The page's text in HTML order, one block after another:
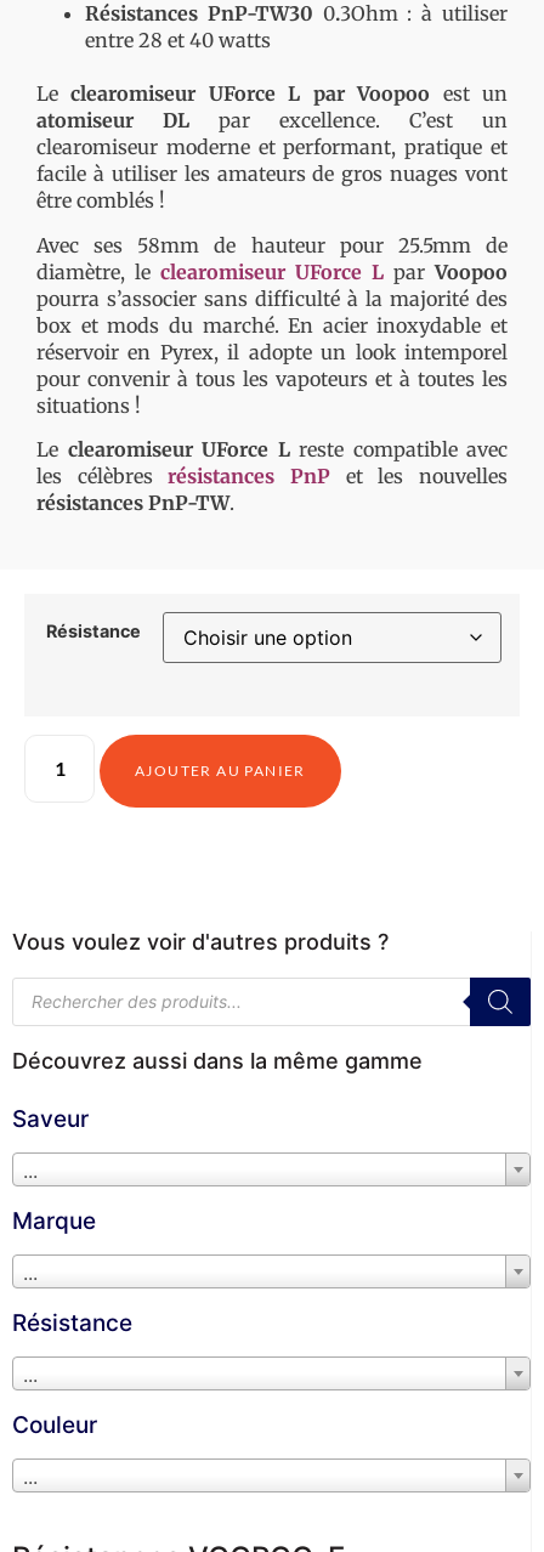
Résistances PnP-TW30 0.3Ohm : à utiliser
entre 28 et 40 watts
Leclearomiseur UForce L par Voopoo est un
atomiseur DL par excellence. C’est un
clearomiseur moderne et performant, pratique et
facile à utiliser les amateurs de gros nuages vont
être comblés !
Avec ses 58mm de hauteur pour 25.5mm de
diamètre, le clearomiseur UForce L parVoopoo
pourra s’associer sans difficulté à la majorité des
box et mods du marché. En acier inoxydable et
réservoir en Pyrex, il adopte un look intemporel
pour convenir à tous les vapoteurs et à toutes les
situations !
Le clearomiseur UForce Lreste compatible avec
les célèbresrésistances PnP
et les nouvelles
résistances PnP-TW.
Résistance
AJOUTER AU PANIER
Vous voulez voir d'autres produits ?
Découvrez aussi dans la même gamme
Saveur
...
Marque
...
Résistance
...
Couleur
...